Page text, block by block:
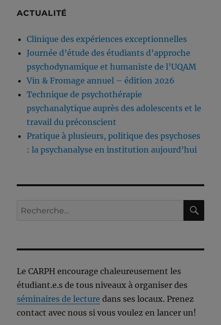
ACTUALITÉ
Clinique des expériences exceptionnelles
Journée d’étude des étudiants d’approche
psychodynamique et humaniste de l’UQAM
Vin & Fromage annuel – édition 2026
Technique de psychothérapie
psychanalytique auprès des adolescents et le
travail du préconscient
Pratique à plusieurs, politique des psychoses
: la psychanalyse en institution aujourd’hui
Recherche
Le CARPH encourage chaleureusement les
étudiant.e.s de tous niveaux à organiser des
séminaires de lecture dans ses locaux. Prenez
contact avec nous si vous voulez en lancer un!